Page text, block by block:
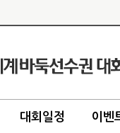
대회일정 이벤